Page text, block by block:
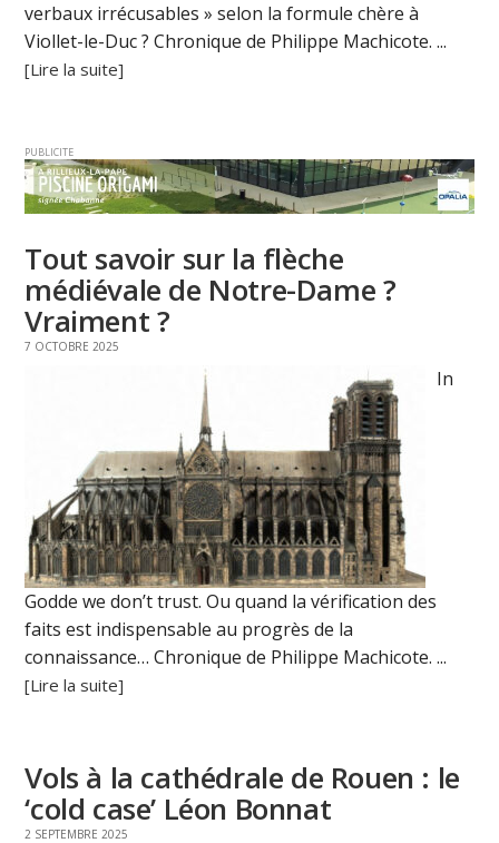
verbaux irrécusables » selon la formule chère à
Viollet-le-Duc ? Chronique de Philippe Machicote. ...
[Lire la suite]
PUBLICITE
Tout savoir sur la flèche
médiévale de Notre-Dame ?
Vraiment ?
7 OCTOBRE 2025
In
Godde we don’t trust. Ou quand la vérification des
faits est indispensable au progrès de la
connaissance… Chronique de Philippe Machicote. ...
[Lire la suite]
Vols à la cathédrale de Rouen : le
‘cold case’ Léon Bonnat
2 SEPTEMBRE 2025